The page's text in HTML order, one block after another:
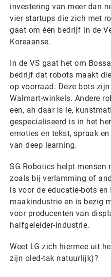
investering van meer dan
vier startups die zich met
gaat om één bedrijf in de
Koreaanse.
In de VS gaat het om
bedrijf dat robots maakt
op voorraad. Deze bots
Walmart-winkels. Andere
een, ah daar is ie,
gespecialiseerd is in het
emoties en tekst, spraak
van deep learning.
SG Robotics helpt
zoals bij verlamming of
is voor de educatie-bots en
maakindustrie en is bezig
voor producenten van
halfgeleider-industrie.
Weet LG zich hiermee uit
zijn oled-tak natuurlijk)?